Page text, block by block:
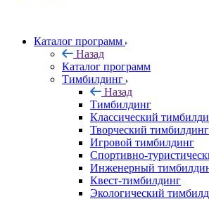
Каталог программ
Назад
Каталог программ
Тимбилдинг
Назад
Тимбилдинг
Классический
Творческий тимбилдинг
Игровой тимбилдинг
Спортивно-
Инженерный
Квест-тимбилдинг
Экологический